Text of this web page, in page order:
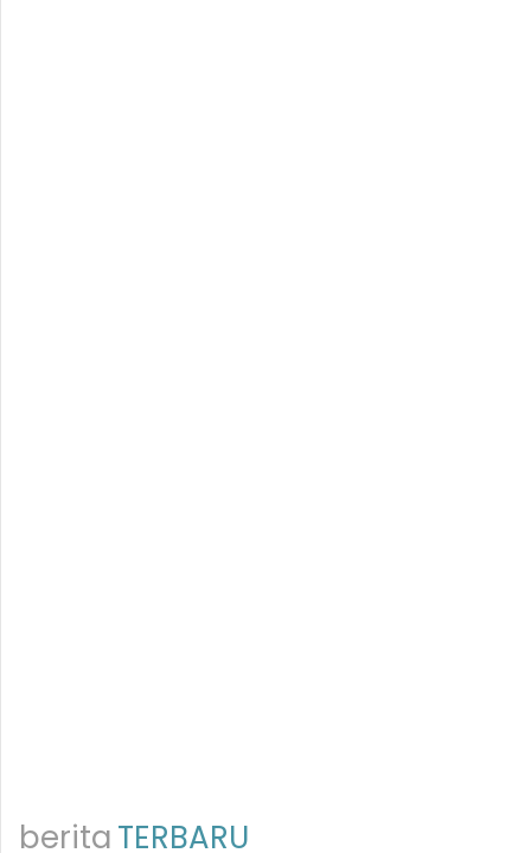
beritaTERBARU